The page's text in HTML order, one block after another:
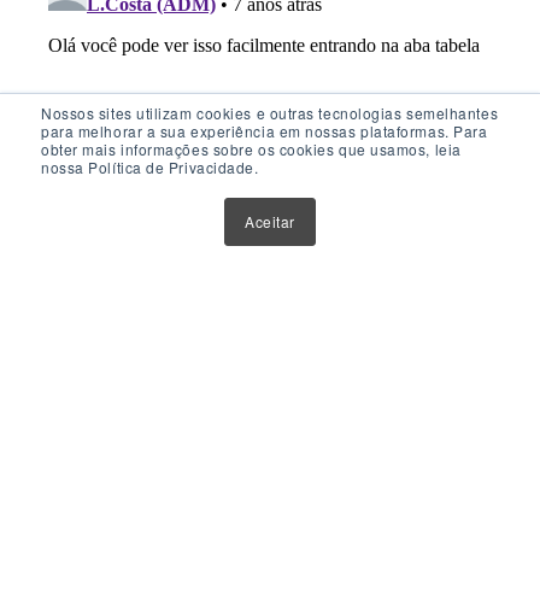
Nossos sites utilizam cookies e outras tecnologias semelhantes
para melhorar a sua experiência em nossas plataformas. Para
obter mais informações sobre os cookies que usamos, leia
nossa Política de Privacidade.
Aceitar
Acesso Rápido